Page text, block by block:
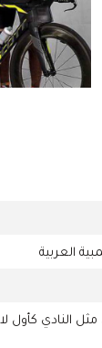
الحوسني، المشاركة في